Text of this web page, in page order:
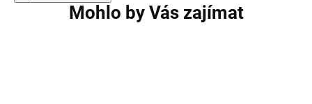
Mohlo by Vás zajímat